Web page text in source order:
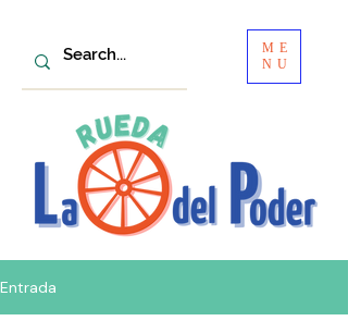
ME
NU
Entrada